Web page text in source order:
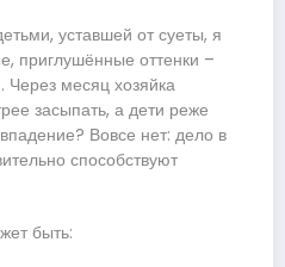
уставшей от суеты, я
приглушённые оттенки –
Через месяц хозяйка
засыпать, а дети реже
Вовсе нет: дело в
способствуют
быть: